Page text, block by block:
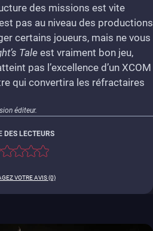
des missions est vite
pas au niveau des productions
certains joueurs, mais ne vous
Tale est vraiment bon jeu,
pas l’excellence d’un XCOM
qui convertira les réfractaires
éditeur.
DES LECTEURS
VOTRE AVIS (0)